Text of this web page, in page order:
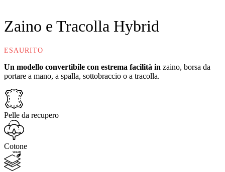
Zaino e Tracolla Hybrid
ESAURITO
Un modello convertibile con estrema facilità in zaino, borsa da
portare a mano, a spalla, sottobraccio o a tracolla.
Pelle da recupero
Cotone